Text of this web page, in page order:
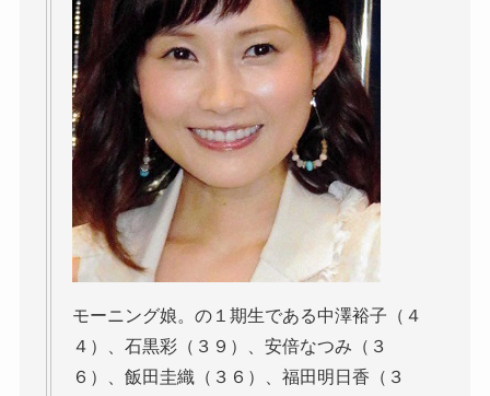
モーニング娘。の１期生である中澤裕子（４
４）、石黒彩（３９）、安倍なつみ（３
６）、飯田圭織（３６）、福田明日香（３